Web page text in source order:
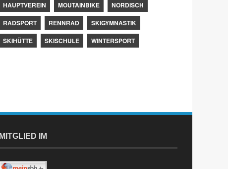
HAUPTVEREIN
MOUTAINBIKE
NORDISCH
RADSPORT
RENNRAD
SKIGYMNASTIK
SKIHÜTTE
SKISCHULE WINTERSPORT
MITGLIED IM